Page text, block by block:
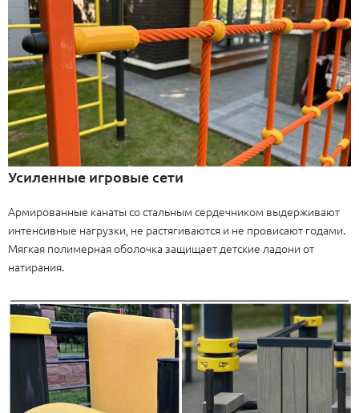
Усиленные игровые сети
Армированные канаты со стальным сердечником выдерживают
интенсивные нагрузки, не растягиваются и не провисают годами.
Мягкая полимерная оболочка защищает детские ладони от
натирания.